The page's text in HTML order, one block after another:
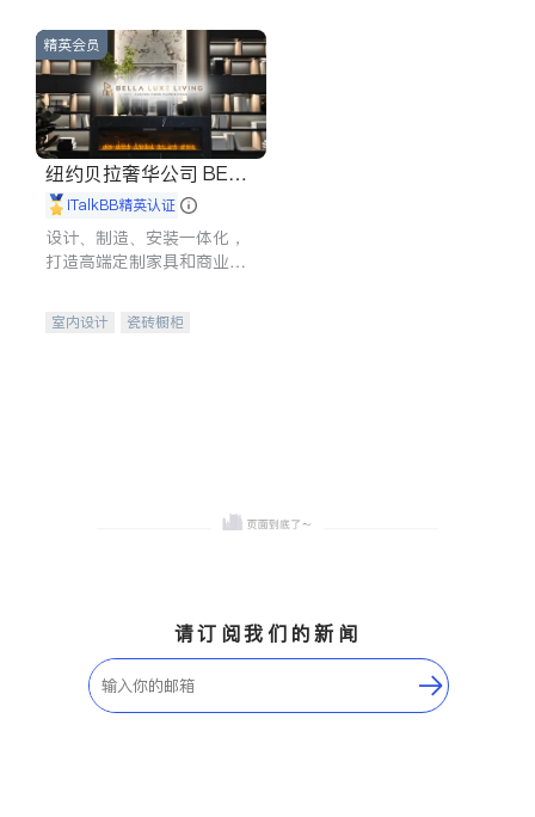
精英会员
纽约贝拉奢华公司 BELL
A LUXE
iTalkBB精英认证
设计、制造、安装一体化，
打造高端定制家具和商业空
室内设计
瓷砖橱柜
请订阅我们的新闻